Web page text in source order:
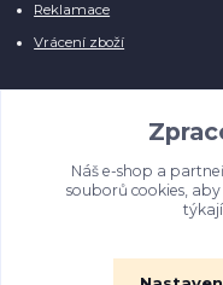
Reklamace
Vrácení zboží
Manuálně pro Vás
několika z nich je vyobrazen
Omlouváme se, na úpravě
Náš e-shop a
souborů cookies,